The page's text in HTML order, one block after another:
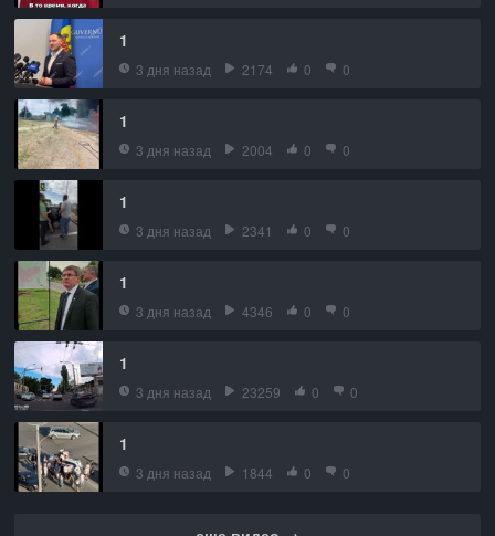
1
3 дня назад 2174 0 0
1
3 дня назад 2004 0 0
1
3 дня назад 2341 0 0
1
3 дня назад 4346 0 0
1
3 дня назад 23259 0 0
1
3 дня назад 1844 0 0